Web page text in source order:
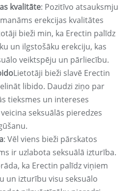
kvalitāte: Pozitīvo atsauksmju
erekcijas kvalitātes
bieži min, ka Erectin palīdz
un ilgstošāku erekciju, kas
veiktspēju un pārliecību.
Lietotāji bieži slavē Erectin
libido. Daudzi ziņo par
tieksmes un intereses
seksuālās pieredzes
: Vēl viens bieži pārskatos
ir uzlabota seksuālā izturība.
ka Erectin palīdz viņiem
un izturību visu seksuālo